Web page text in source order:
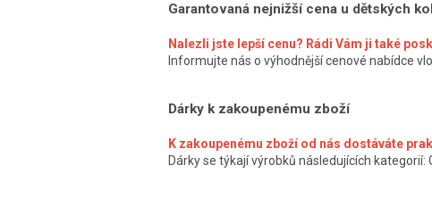
Garantovaná nejnižší cena u dětských
Nalezli jste lepší cenu? Rádi Vám ji také
Informujte nás o výhodnější cenové nabídce
Dárky k zakoupenému zboží
K zakoupenému zboží od nás dostáváte
Dárky se týkají výrobků následujících kategorií: